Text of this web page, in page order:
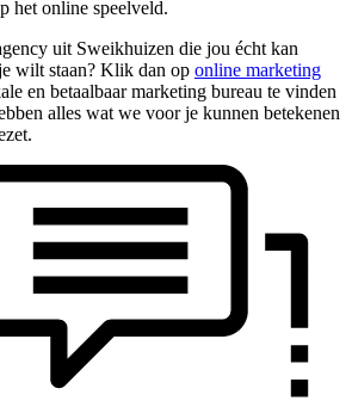
het online speelveld.
uit Sweikhuizen die jou écht kan
wilt staan? Klik dan op online marketing
en betaalbaar marketing bureau te vinden
alles wat we voor je kunnen betekenen